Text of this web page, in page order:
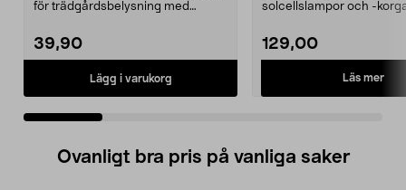
för trädgårdsbelysning med
39,90
Lägg i varukorg
solcellslampor och -
129,00
Läs mer
Ovanligt bra pris på vanliga saker